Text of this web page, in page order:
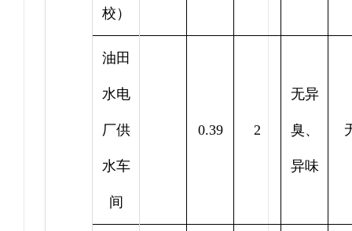
校）
油田
水电
厂供
水车
间
0.39 2
无异
臭、
异味